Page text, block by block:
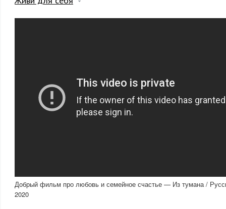
Добрый фильм про любовь и семейное счастье — Из тумана /
2020